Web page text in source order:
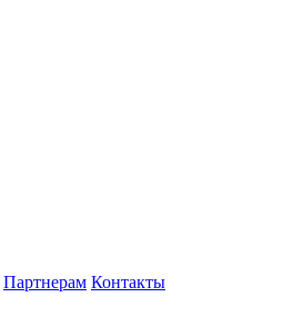
Партнерам Контакты